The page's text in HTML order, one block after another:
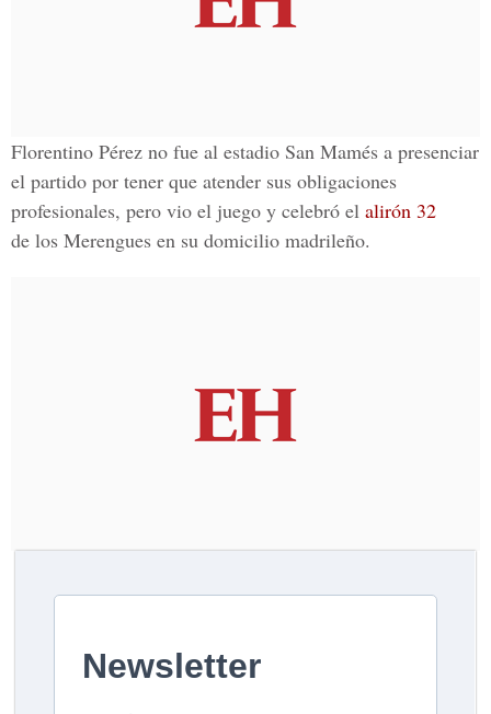
Florentino Pérez no fue al estadio San Mamés a presenciar
el partido por tener que atender sus obligaciones
profesionales, pero vio el juego y celebró el alirón 32
de los Merengues en su domicilio madrileño.